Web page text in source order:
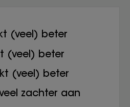
(veel) beter
(veel) beter
(veel) beter
zachter aan